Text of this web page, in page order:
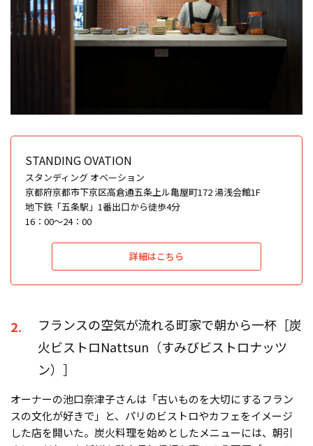
STANDING OVATION
スタンディング オベーション
京都府京都市下京区高倉通五条上ル亀屋町172 湯浅会館1F
地下鉄「五条駅」1番出口から徒歩4分
16：00〜24：00
詳細はこちら
2.
フランスの空気が流れる町家で朝から一杯［炭
火ビストロNattsun（すみびビストロナッツ
ン）］
オーナーの池口奈津子さんは「古いものを大切にするフラン
スの文化が好きで」と、パリのビストロやカフェをイメージ
した店を開いた。炭火料理を始めとしたメニューには、朝引